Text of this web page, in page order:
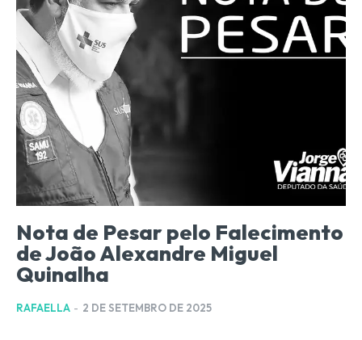
Nota de Pesar pelo Falecimento
de João Alexandre Miguel
Quinalha
RAFAELLA - 2 DE SETEMBRO DE 2025